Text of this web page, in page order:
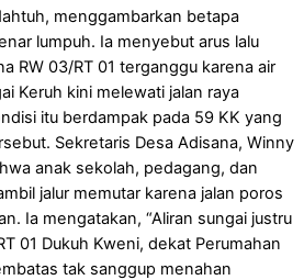
menggambarkan betapa
lumpuh. Ia menyebut arus lalu
RW 03/RT 01 terganggu karena air
Keruh kini melewati jalan raya
itu berdampak pada 59 KK yang
Sekretaris Desa Adisana, Winny
anak sekolah, pedagang, dan
jalur memutar karena jalan poros
Ia mengatakan, “Aliran sungai justru
01 Dukuh Kweni, dekat Perumahan
tak sanggup menahan